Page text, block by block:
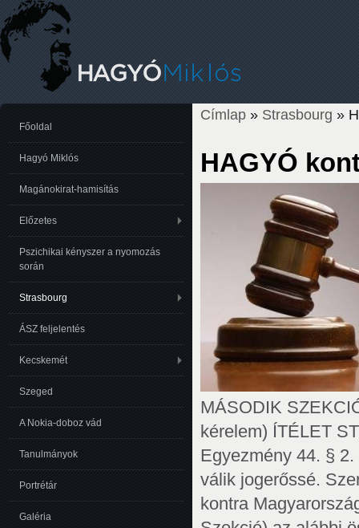
Címlap » Strasbourg »
HAGYÓ
MÁSODIK SZEKCIÓ HAGYÓ kontra MAGYARORSZÁG (52624/10 sz. kérelem) ÍTÉLET STRASBOURG 2013. ÁPRILIS 23. Ez az ítélet az Egyezmény 44. § 2. bekezdésében foglalt feltételek bekövetkezése esetén válik jogerőssé. Szerkesztői változtatások lehetségesek benne. A Hagyó kontra Magyarország ügyben az Emberi Jogok Európai Bírósága (Második Szekció) az alábbi összetételű kamarában: Guido Raimondi, elnök, Peer Lorenzen, Dragoljub Popović, Sajó András, Nebojša Vučinić, Paulo Pinto de Albuquerque, Helen Keller, bírák, és Stanley Naismith, szekció hivatalvezető, a 2013. április 2-án megtartott zárt ülésen, meghozta az alábbi, fenti napon kelt ítéletet: AZ ELJÁRÁS 1. Az eljárás azon (52624/10 számú) kérelem nyomán indult meg, amelyet a magyar állampolgárságú Hagyó Miklós („kérelmező”) nyújtott be a Bírósághoz 2010. szeptember 6-án Magyarországgal szemben az emberi jogok és az alapvető szabadságok védelméről szóló Egyezmény („Egyezmény”) 34. cikke alapján. 2. A kérelmezőt Kádár A., budapesti ügyvéd képviselte. A magyar kormányt („kormány”) a Közigazgatási és Igazságügyi Minisztérium munkatársa, Tallódi Zoltán kormányképviselő képviselte. 3. A kérelmező az Egyezmény 5. cikke alapján sérelmezte, hogy előzetes letartóztatása indokolatlanul elhúzódott, és hogy a “fegyverek egyenlőségének” elve nem érvényesült annak meghosszabbításai során. Azt is panaszolta, hogy súlyos egészségügyi problémáit nem vették megfelelően figyelembe, ami a 3. cikk sérelmét jelenti. Végezetül az – önmagában és a 13. cikkel együtt értelmezett – 8. cikk alapján sérelmezte a családtagjaival való kapcsolattartásának korlátozását. 4. 2012. április 13-án a Bíróság közölte a kérelmet a kormánnyal. Arról is döntés született, hogy a kérelem érdeméről és elfogadhatóságáról a Bíróság együttes határozatot hoz (29. cikk 1. bekezdés). A TÉNYEK I. AZ ÜGY KÖRÜLMÉNYEI 5. A kérelmező 1967-ben született, Budapesten él. 6. 2010. május 14-én a kérelmezőt, Budapest korábbi főpolgármester-helyettesét és korábbi országgyűlési képviselőt őrizetbe vették a Budapesti Közlekedési Vállalatnál elkövetett különösen nagy vagyoni hátrányt okozó hűtlen kezelés gyanújával. A rendőrség röviddel azután vette őrizetbe kérelmezőt, hogy a 2010-es általános választások során megválasztott új országgyűlési képviselők felesküdtek, és ezért a kérelmező elveszítette képviselői mentelmi jogát. Ezt megelőzően, 2010 januárjában és márciusában a Közlekedési Vállalat néhány vezető tisztségviselőjét és a kérelmező egy közeli munkatársát már ugyanebben az ügyben meggyanúsították. 7. A kérelmező előzetes letartóztatására irányuló ügyészi indítvány az esetleges szökés és összebeszélés veszélyére hivatkozott. 8. A védelem azzal érvelt, hogy a kérelmező, noha hónapok óta
Főoldal
Hagyó Miklós
Magánokirat-hamisítás
Előzetes
Pszichikai kényszer a nyomozás
során
Strasbourg
ÁSZ feljelentés
Kecskemét
Szeged
A Nokia-doboz vád
Tanulmányok
Portrétár
Galéria